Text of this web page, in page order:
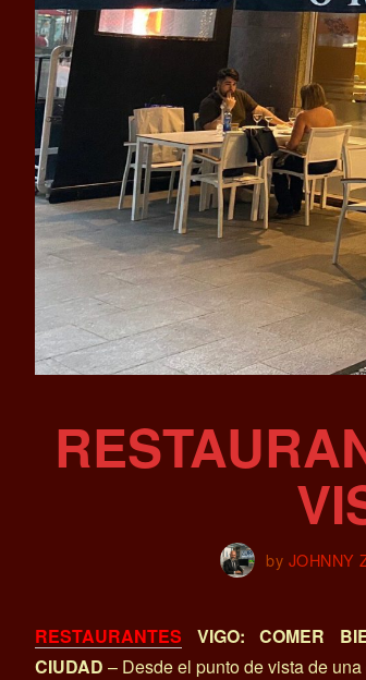
by JOHNNY
RESTAURANTES VIGO: COMER
CIUDAD – Desde el punto de vista de